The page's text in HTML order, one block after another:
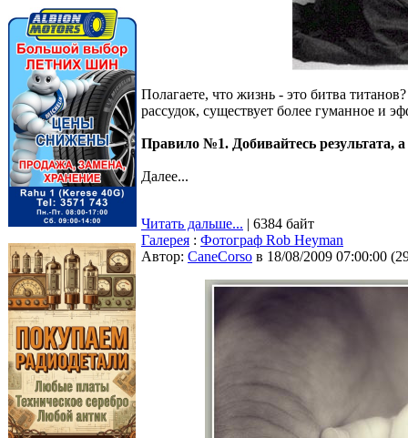
Полагаете, что жизнь - это битва
рассудок, существует более гуманное и
Правило №1. Добивайтесь результата,
Далее...
Читать дальше... | 6384 байт
Галерея : Фотограф Rob Heyman
Автор: CaneCorso в 18/08/2009 07:00:00 (